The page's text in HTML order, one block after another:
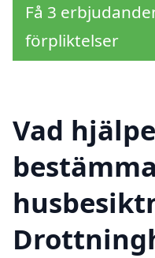
Få 3
förpliktelser
Vad